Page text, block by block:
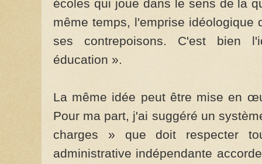
écoles qui joue dans le sens de la
même temps, l'emprise idéologique
ses contrepoisons. C'est bien
éducation ».
La même idée peut être mise en
Pour ma part, j'ai suggéré un
charges » que doit respecter
administrative indépendante